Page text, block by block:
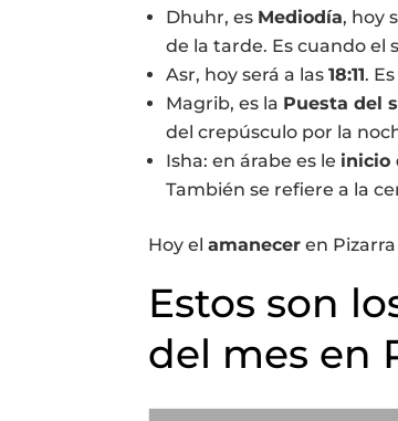
Dhuhr, es Mediodía, hoy
de la tarde. Es cuando el
Asr, hoy será a las18:11.
Magrib, es la Puesta del
del crepúsculo por la
Isha: en árabe es le inicio
También se refiere a la
Hoy elamanecer en
Estos son
del mes en